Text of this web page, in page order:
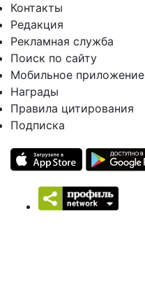
Контакты
Редакция
Рекламная служба
Поиск по сайту
Мобильное приложение
Награды
Правила цитирования
Подписка